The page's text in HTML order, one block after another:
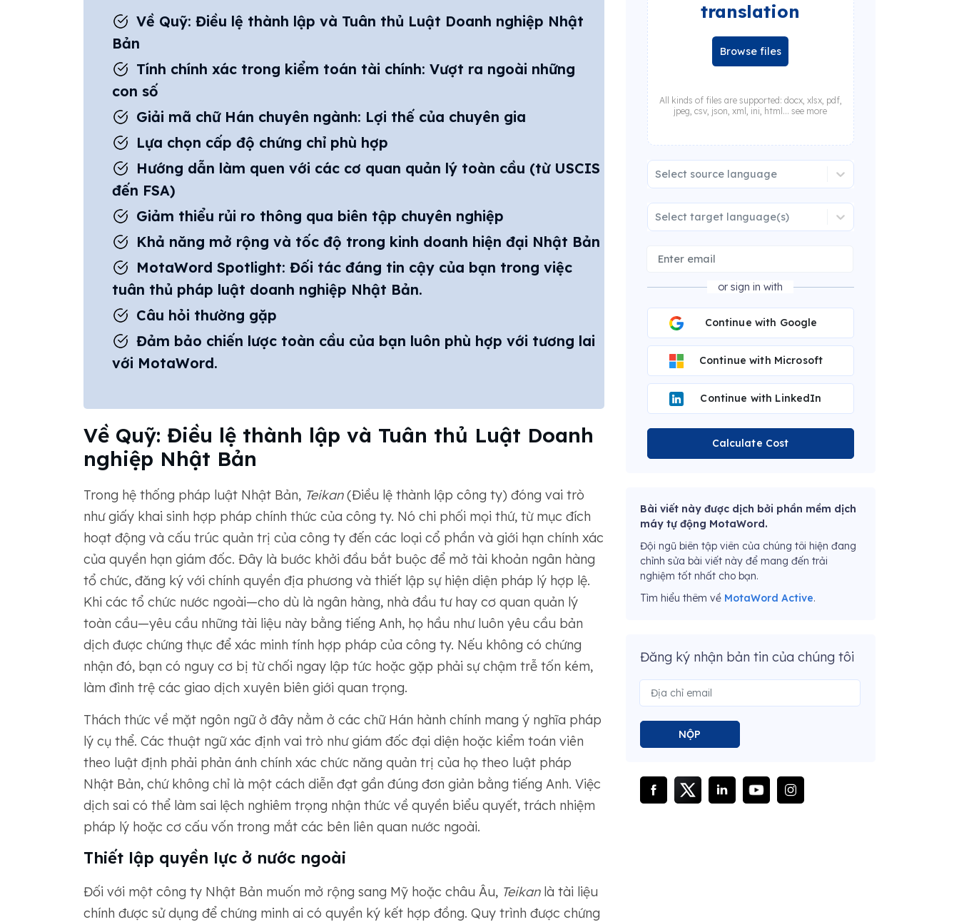
Về Quỹ: Điều lệ thành lập và Tuân thủ Luật Doanh nghiệp Nhật
Bản
Tính chính xác trong kiểm toán tài chính: Vượt ra ngoài những
con số
Giải mã chữ Hán chuyên ngành: Lợi thế của chuyên gia
Lựa chọn cấp độ chứng chỉ phù hợp
Hướng dẫn làm quen với các cơ quan quản lý toàn cầu (từ USCIS
đến FSA)
Giảm thiểu rủi ro thông qua biên tập chuyên nghiệp
Khả năng mở rộng và tốc độ trong kinh doanh hiện đại Nhật Bản
MotaWord Spotlight: Đối tác đáng tin cậy của bạn trong việc
tuân thủ pháp luật doanh nghiệp Nhật Bản.
Câu hỏi thường gặp
Đảm bảo chiến lược toàn cầu của bạn luôn phù hợp với tương lai
với MotaWord.
Về Quỹ: Điều lệ thành lập và Tuân thủ Luật Doanh
nghiệp Nhật Bản
Trong hệ thống pháp luật Nhật Bản, Teikan(Điều lệ thành lập công ty) đóng vai trò
như giấy khai sinh hợp pháp chính thức của công ty. Nó chi phối mọi thứ, từ mục đích
hoạt động và cấu trúc quản trị của công ty đến các loại cổ phần và giới hạn chính xác
của quyền hạn giám đốc. Đây là bước khởi đầu bắt buộc để mở tài khoản ngân hàng
tổ chức, đăng ký với chính quyền địa phương và thiết lập sự hiện diện pháp lý hợp lệ.
Khi các tổ chức nước ngoài—cho dù là ngân hàng, nhà đầu tư hay cơ quan quản lý
toàn cầu—yêu cầu những tài liệu này bằng tiếng Anh, họ hầu như luôn yêu cầu bản
dịch được chứng thực để xác minh tính hợp pháp của công ty. Nếu không có chứng
nhận đó, bạn có nguy cơ bị từ chối ngay lập tức hoặc gặp phải sự chậm trễ tốn kém,
làm đình trệ các giao dịch xuyên biên giới quan trọng.
Thách thức về mặt ngôn ngữ ở đây nằm ở các chữ Hán hành chính mang ý nghĩa pháp
lý cụ thể. Các thuật ngữ xác định vai trò như giám đốc đại diện hoặc kiểm toán viên
theo luật định phải phản ánh chính xác chức năng quản trị của họ theo luật pháp
Nhật Bản, chứ không chỉ là một cách diễn đạt gần đúng đơn giản bằng tiếng Anh. Việc
dịch sai có thể làm sai lệch nghiêm trọng nhận thức về quyền biểu quyết, trách nhiệm
pháp lý hoặc cơ cấu vốn trong mắt các bên liên quan nước ngoài.
Thiết lập quyền lực ở nước ngoài
Đối với một công ty Nhật Bản muốn mở rộng sang Mỹ hoặc châu Âu, Teikanlà tài liệu
chính được sử dụng để chứng minh ai có quyền ký kết hợp đồng. Quy trình được chứng
translation
Browse files
All kinds of files are supported: docx, xlsx, pdf,
jpeg, csv, json, xml, ini, html... see more
Select source language
Select target language(s)
or sign in with
Continue with Google
Continue with Microsoft
Continue with LinkedIn
Calculate Cost
Bài viết này được dịch bởi phần mềm dịch
máy tự động MotaWord.
Đội ngũ biên tập viên của chúng tôi hiện đang
chỉnh sửa bài viết này để mang đến trải
nghiệm tốt nhất cho bạn.
Tìm hiểu thêm về MotaWord Active.
Đăng ký nhận bản tin của chúng tôi
NỘP